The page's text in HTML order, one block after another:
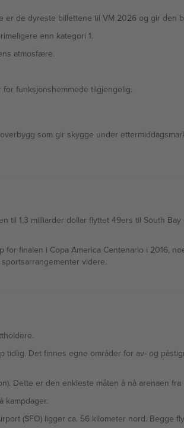
er de dyreste billettene til VM 2026 og gir den
enn kategori 1.
atmosfære.
funksjonshemmede tilgjengelig.
som gir skygge under
til 1,3 milliarder dollar flyttet 49ers til South
finalen i Copa America Centenario i 2016,
videre.
tidlig. Det finnes egne områder for av- og
Dette er den enkleste måten å nå arenaen
kampdager.
(SFO) ligger ca. 56 kilometer nord. Begge